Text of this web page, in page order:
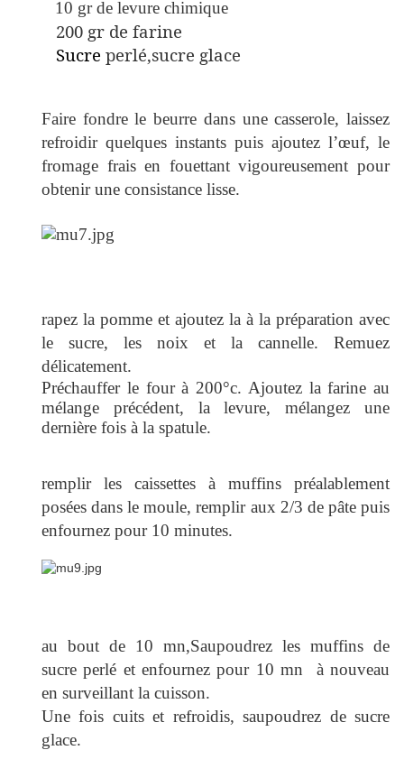
10 gr de levure chimique
gr de farine
perlé,sucre glace
Faire fondre le beurre dans une casserole, laissez
refroidir quelques instants puis ajoutez l’œuf, le
fromage frais en fouettant vigoureusement pour
obtenir une consistance lisse.
rapez la pomme et ajoutez la à la préparation avec
le sucre, les noix et la cannelle. Remuez
délicatement.
Préchauffer le four à 200°c. Ajoutez la farine au
mélange précédent, la levure, mélangez une
dernière fois à la spatule.
remplir les caissettes à muffins préalablement
posées dans le moule, remplir aux 2/3 de pâte puis
enfournez pour 10 minutes.
au bout de 10 mn,Saupoudrez les muffins de
sucre perlé et enfournez pour 10 mn à nouveau
en surveillant la cuisson.
Une fois cuits et refroidis, saupoudrez de sucre
glace.